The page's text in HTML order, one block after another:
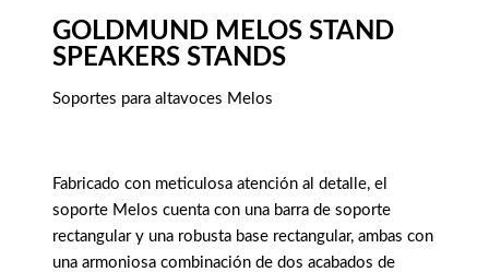
GOLDMUND MELOS STAND
SPEAKERS STANDS
Soportes para altavoces Melos
Fabricado con meticulosa atención al detalle, el
soporte Melos cuenta con una barra de soporte
rectangular y una robusta base rectangular, ambas con
una armoniosa combinación de dos acabados de